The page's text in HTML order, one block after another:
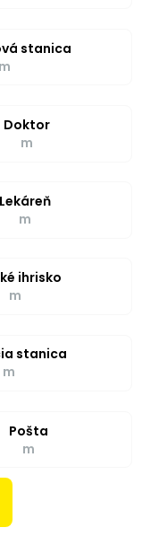
stanica
m
Doktor
m
Lekáreň
m
ihrisko
m
stanica
m
Pošta
m